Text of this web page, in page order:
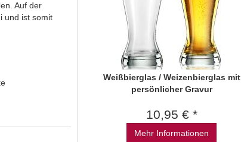
Auf der
und ist somit
Weißbierglas / Weizenbierglas mit
persönlicher Gravur
10,95 € *
Mehr Informationen